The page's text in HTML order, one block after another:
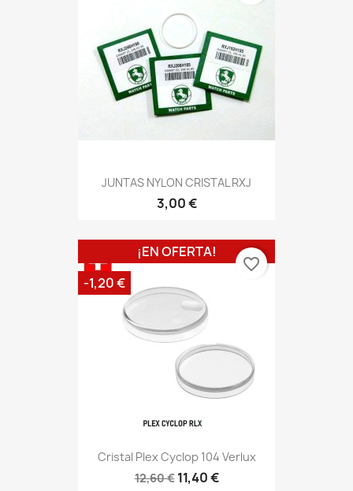
JUNTAS NYLON CRISTAL RXJ
3,00 €
Cristal Plex Cyclop 104 Verlux
12,60 € 11,40 €
¡EN OFERTA!
-1,20 €
favorite_border